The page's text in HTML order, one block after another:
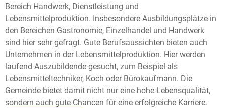
Bereich Handwerk, Dienstleistung und
Lebensmittelproduktion. Insbesondere Ausbildungsplätze in
den Bereichen Gastronomie, Einzelhandel und Handwerk
sind hier sehr gefragt. Gute Berufsaussichten bieten auch
Unternehmen in der Lebensmittelproduktion. Hier werden
laufend Auszubildende gesucht, zum Beispiel als
Lebensmitteltechniker, Koch oder Bürokaufmann. Die
Gemeinde bietet damit nicht nur eine hohe Lebensqualität,
sondern auch gute Chancen für eine erfolgreiche Karriere.